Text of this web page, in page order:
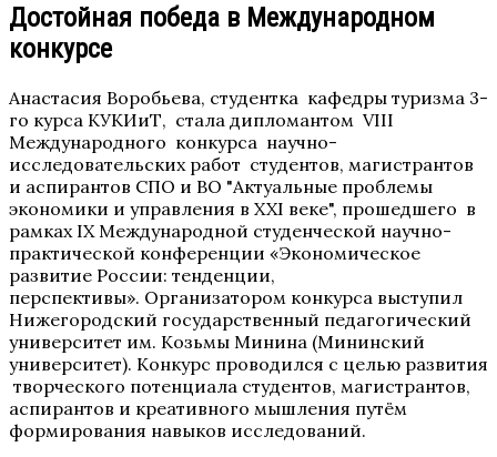
Достойная победа в Международном
конкурсе
Анастасия Воробьева, студентка кафедры туризма 3-
го курса КУКИиТ, стала дипломантом VIII
Международного конкурса научно-
исследовательских работ студентов, магистрантов
и аспирантов СПО и ВО "Актуальные проблемы
экономики и управления в XXI веке", прошедшего в
рамках IX Международной студенческой научно-
практической конференции «Экономическое
развитие России: тенденции,
перспективы». Организатором конкурса выступил
Нижегородский государственный педагогический
университет им. Козьмы Минина (Мининский
университет). Конкурс проводился с целью развития
творческого потенциала студентов, магистрантов,
аспирантов и креативного мышления путём
формирования навыков исследований.